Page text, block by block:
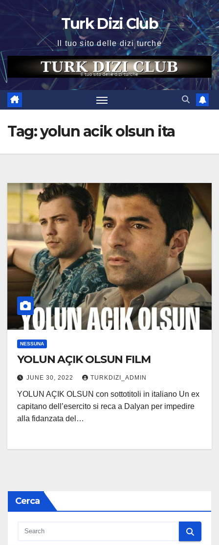
Turk Dizi Club
Il tuo sito delle dizi turche
Tag:yolun acik olsun ita
NESSUNA
YOLUN AÇIK OLSUN FILM
JUNE 30, 2022 TURKDIZI_ADMIN
YOLUN AÇIK OLSUN con sottotitoli in italiano Un ex
capitano dell’esercito si reca a Dalyan per impedire
alla fidanzata del…
Cerca